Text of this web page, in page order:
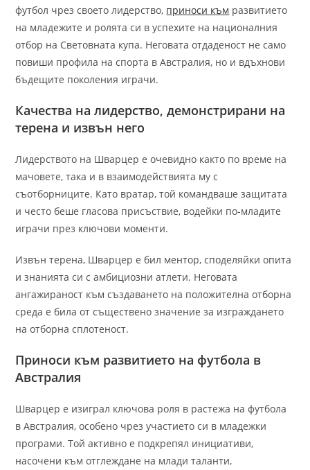
футбол чрез своето лидерство, приноси към развитието
на младежите и ролята си в успехите на националния
отбор на Световната купа. Неговата отдаденост не само
повиши профила на спорта в Австралия, но и вдъхнови
бъдещите поколения играчи.
Качества на лидерство, демонстрирани на
терена и извън него
Лидерството на Шварцер е очевидно както по време на
мачовете, така и в взаимодействията му с
съотборниците. Като вратар, той командваше защитата
и често беше гласова присъствие, водейки по-младите
играчи през ключови моменти.
Извън терена, Шварцер е бил ментор, споделяйки опита
и знанията си с амбициозни атлети. Неговата
ангажираност към създаването на положителна отборна
среда е била от съществено значение за изграждането
на отборна сплотеност.
Приноси към развитието на футбола в
Австралия
Шварцер е изиграл ключова роля в растежа на футбола
в Австралия, особено чрез участието си в младежки
програми. Той активно е подкрепял инициативи,
насочени към отглеждане на млади таланти,